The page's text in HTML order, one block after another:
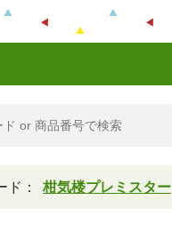
ド： 柑気楼プレミスター